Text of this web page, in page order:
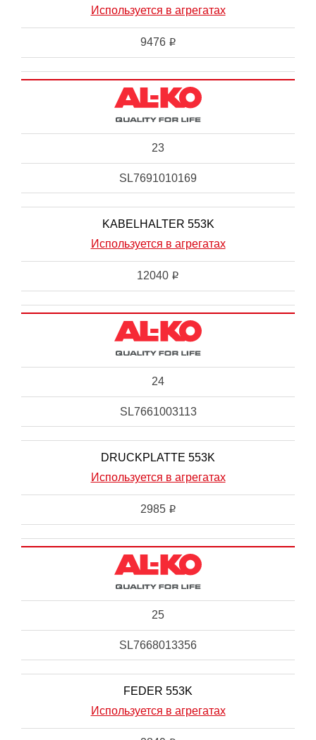
Используется в агрегатах
9476 i
23
SL7691010169
KABELHALTER 553K
Используется в агрегатах
12040 i
24
SL7661003113
DRUCKPLATTE 553K
Используется в агрегатах
2985 i
25
SL7668013356
FEDER 553K
Используется в агрегатах